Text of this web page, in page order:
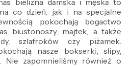
bielizna damska i męska to
co dzień, jak i na specjalne
pokochają bogactwo
biustonoszy, majtek, a także
szlafroków czy piżamek.
nasze bokserki, slipy,
Nie zapomnieliśmy również o